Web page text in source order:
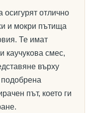
осигурят отлично
и мокри пътища
Те имат
каучукова смес,
върху
път, което ги